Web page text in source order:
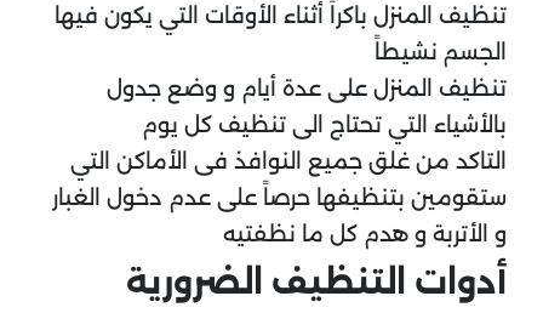
تنظيف المنزل باكراً أثناء الأوقات التي يكون فيها
الجسم نشيطاً
تنظيف المنزل على عدة أيام و وضع جدول
بالأشياء التي تحتاج الى تنظيف كل يوم
التاكد من غلق جميع النوافذ فى الأماكن التي
ستقومين بتنظيفها حرصاً على عدم دخول الغبار
و الأتربة و هدم كل ما نظفتيه
أدوات التنظيف الضرورية